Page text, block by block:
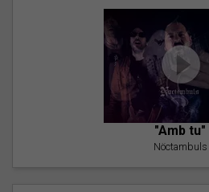
"Amb tu"
Nöctambuls